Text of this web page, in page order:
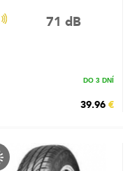
71 dB
DO 3 DNÍ
39.96 €